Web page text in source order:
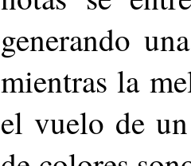
generando
mientras la
el vuelo de